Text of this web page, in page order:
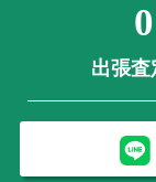
出張査